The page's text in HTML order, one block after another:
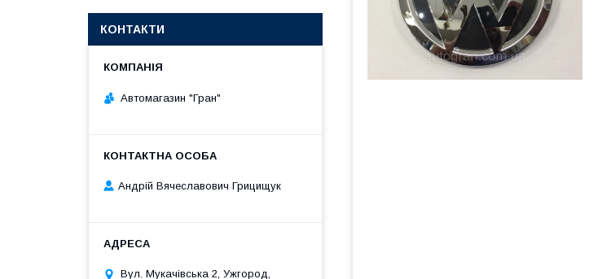
КОНТАКТИ
Автомагазин "Гран"
Андрій Вячеславович Грицищук
Вул. Мукачівська 2, Ужгород,